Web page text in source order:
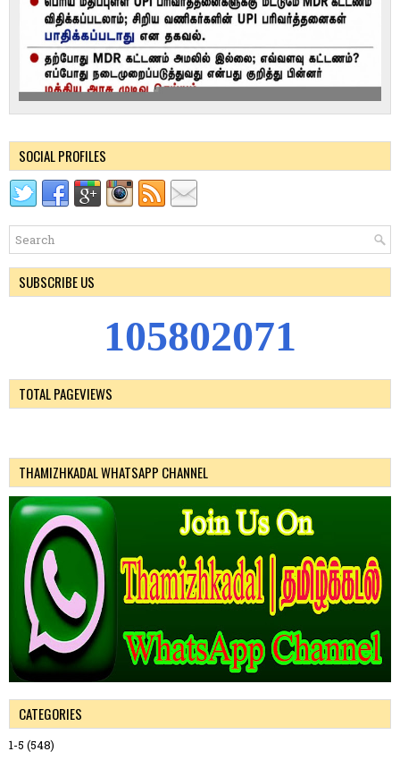
SOCIAL PROFILES
SUBSCRIBE US
105802071
TOTAL PAGEVIEWS
THAMIZHKADAL WHATSAPP CHANNEL
CATEGORIES
1-5 (548)